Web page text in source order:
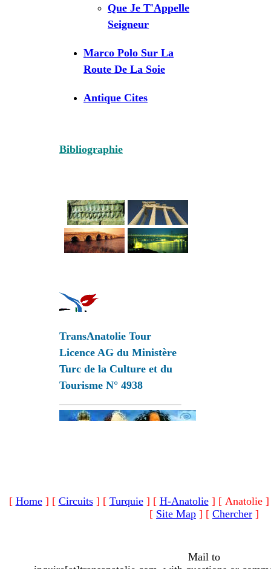
Que Je T'Appelle
Seigneur
Marco Polo Sur La
Route De La Soie
Antique Cites
Bibliographie
TransAnatolie Tour
Licence AG du Ministère
Turc de la Culture et du
Tourisme N° 4938
[ Home] [ Circuits] [ Turquie] [ H-Anatolie] [ Anatolie ]
[ Site Map ] [ Chercher ]
Mail to